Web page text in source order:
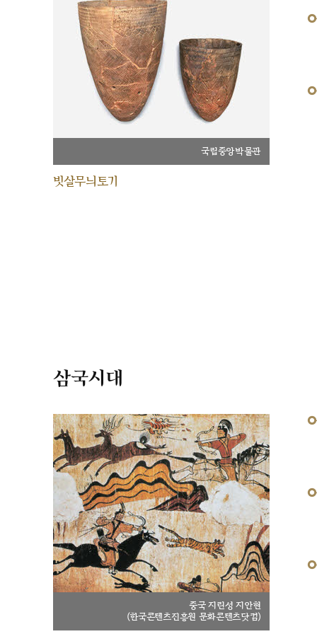
국립중앙박물관
빗살무늬토기
삼국시대
중국 지린성 지안현
(한국콘텐츠진흥원 문화콘텐츠닷컴)